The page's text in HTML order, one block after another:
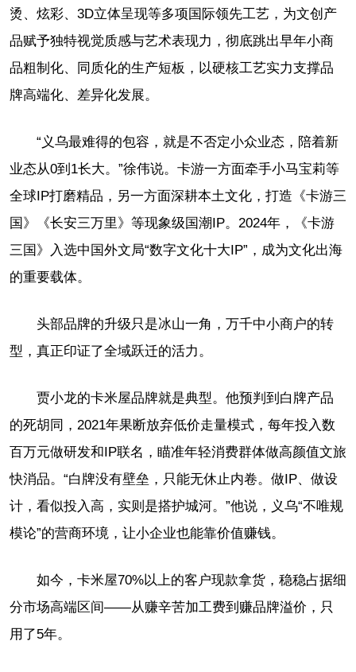
烫、炫彩、3D立体呈现等多项国际领先工艺，为文创产
品赋予独特视觉质感与艺术表现力，彻底跳出早年小商
品粗制化、同质化的生产短板，以硬核工艺实力支撑品
牌高端化、差异化发展。
“义乌最难得的包容，就是不否定小众业态，陪着新
业态从0到1长大。”徐伟说。卡游一方面牵手小马宝莉等
全球IP打磨精品，另一方面深耕本土文化，打造《卡游三
国》《长安三万里》等现象级国潮IP。2024年，《卡游
三国》入选中国外文局“数字文化十大IP”，成为文化出海
的重要载体。
头部品牌的升级只是冰山一角，万千中小商户的转
型，真正印证了全域跃迁的活力。
贾小龙的卡米屋品牌就是典型。他预判到白牌产品
的死胡同，2021年果断放弃低价走量模式，每年投入数
百万元做研发和IP联名，瞄准年轻消费群体做高颜值文旅
快消品。“白牌没有壁垒，只能无休止内卷。做IP、做设
计，看似投入高，实则是搭护城河。”他说，义乌“不唯规
模论”的营商环境，让小企业也能靠价值赚钱。
如今，卡米屋70%以上的客户现款拿货，稳稳占据细
分市场高端区间——从赚辛苦加工费到赚品牌溢价，只
用了5年。